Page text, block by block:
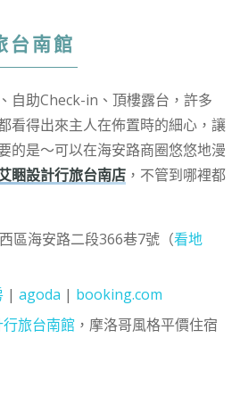
台南館
自助Check-in、頂樓露台，許多
看得出來主人在佈置時的細心，讓
的是～可以在海安路商圈悠悠地漫
睏設計行旅台南店，不管到哪裡都
區海安路二段366巷7號（看地
| agoda | booking.com
旅台南館，摩洛哥風格平價住宿